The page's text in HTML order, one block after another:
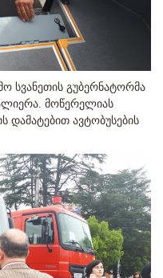
სვანეთის გუბერნატორმა
მოწერელიას
დამატებით ავტობუსების